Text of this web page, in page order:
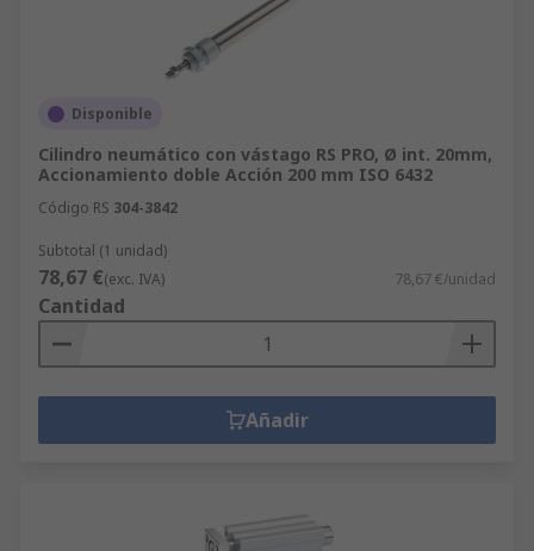
Disponible
Cilindro neumático con vástago RS PRO, Ø int. 20mm,
Accionamiento doble Acción 200 mm ISO 6432
Código RS 304-3842
Subtotal (1 unidad)
78,67 €(exc. IVA) 78,67 €/unidad
Cantidad
Añadir